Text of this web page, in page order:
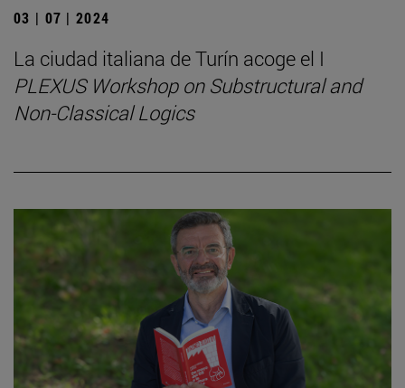
03 | 07 | 2024
La ciudad italiana de Turín acoge el I
PLEXUS Workshop on Substructural and
Non-Classical Logics